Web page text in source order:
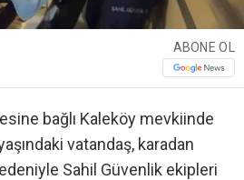
ABONE OL
bağlı Kaleköy mevkiinde
vatandaş, karadan
Sahil Güvenlik ekipleri